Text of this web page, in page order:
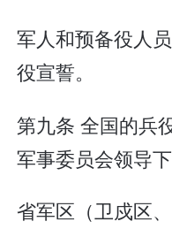
军人和预备役人
役宣誓。
第九条 全国的兵
军事委员会领导
省军区（卫戍区